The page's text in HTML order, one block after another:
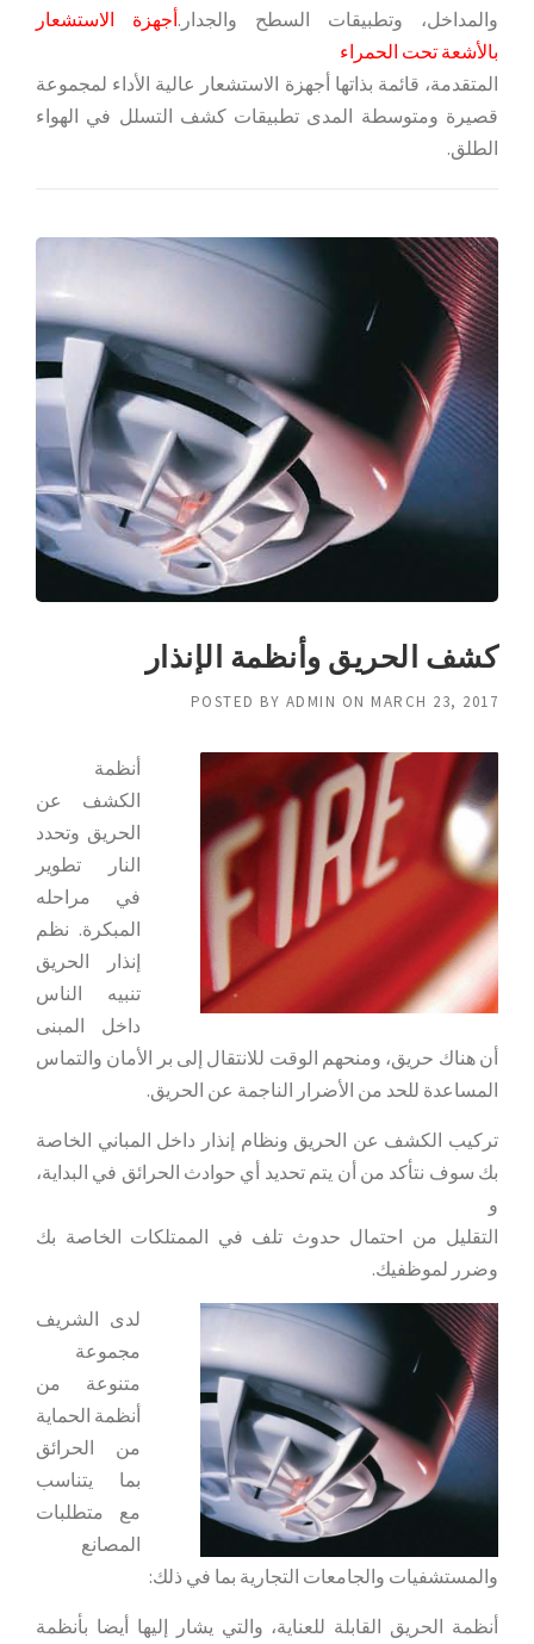
والمداخل، وتطبيقات السطح والجدار.أجهزة الاستشعار
بالأشعة تحت الحمراء
المتقدمة، قائمة بذاتها أجهزة الاستشعار عالية الأداء لمجموعة
قصيرة ومتوسطة المدى تطبيقات كشف التسلل في الهواء
الطلق.
كشف الحريق وأنظمة الإنذار
POSTED BY ADMIN ON MARCH 23, 2017
أنظمة
الكشف عن
الحريق وتحدد
النار تطوير
في مراحله
المبكرة. نظم
إنذار الحريق
تنبيه الناس
داخل المبنى
أن هناك حريق، ومنحهم الوقت للانتقال إلى بر الأمان والتماس
المساعدة للحد من الأضرار الناجمة عن الحريق.
تركيب الكشف عن الحريق ونظام إنذار داخل المباني الخاصة
بك سوف نتأكد من أن يتم تحديد أي حوادث الحرائق في البداية،
و
التقليل من احتمال حدوث تلف في الممتلكات الخاصة بك
وضرر لموظفيك.
لدى الشريف
مجموعة
متنوعة من
أنظمة الحماية
من الحرائق
بما يتناسب
مع متطلبات
المصانع
والمستشفيات والجامعات التجارية بما في ذلك:
أنظمة الحريق القابلة للعناية، والتي يشار إليها أيضا بأنظمة